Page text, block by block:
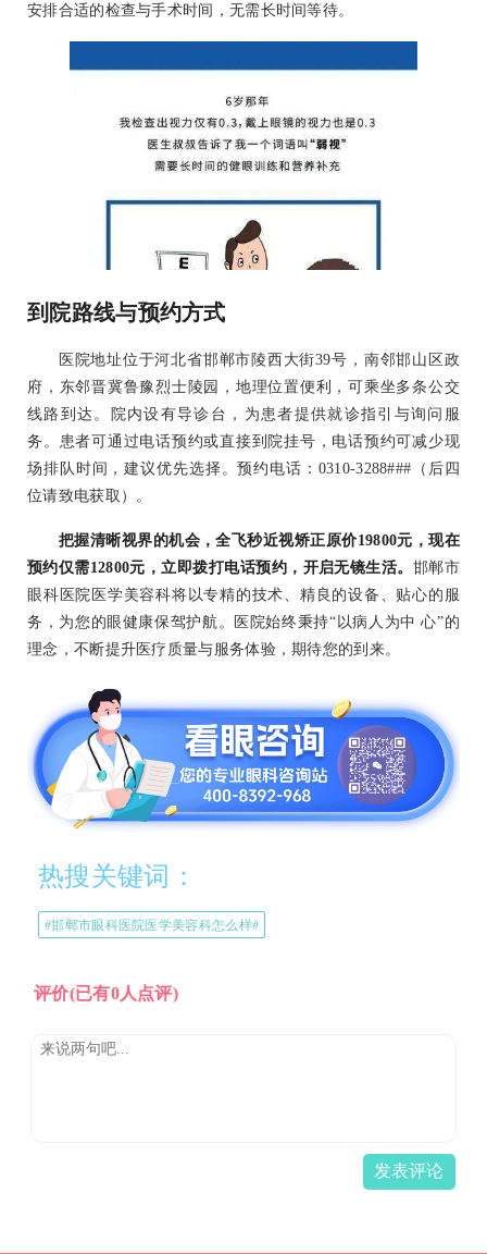
安排合适的检查与手术时间，无需长时间等待。
到院路线与预约方式
医院地址位于河北省邯郸市陵西大街39号，南邻邯山区政
府，东邻晋冀鲁豫烈士陵园，地理位置便利，可乘坐多条公交
线路到达。院内设有导诊台，为患者提供就诊指引与询问服
务。患者可通过电话预约或直接到院挂号，电话预约可减少现
场排队时间，建议优先选择。预约电话：0310-3288###（后四
位请致电获取）。
把握清晰视界的机会，全飞秒近视矫正原价19800元，现在
预约仅需12800元，立即拨打电话预约，开启无镜生活。 邯郸市
眼科医院医学美容科将以专精的技术、精良的设备、贴心的服
务，为您的眼健康保驾护航。医院始终秉持“以病人为中 心”的
理念，不断提升医疗质量与服务体验，期待您的到来。
热搜关键词：
#邯郸市眼科医院医学美容科怎么样#
评价(已有0人点评)
发表评论